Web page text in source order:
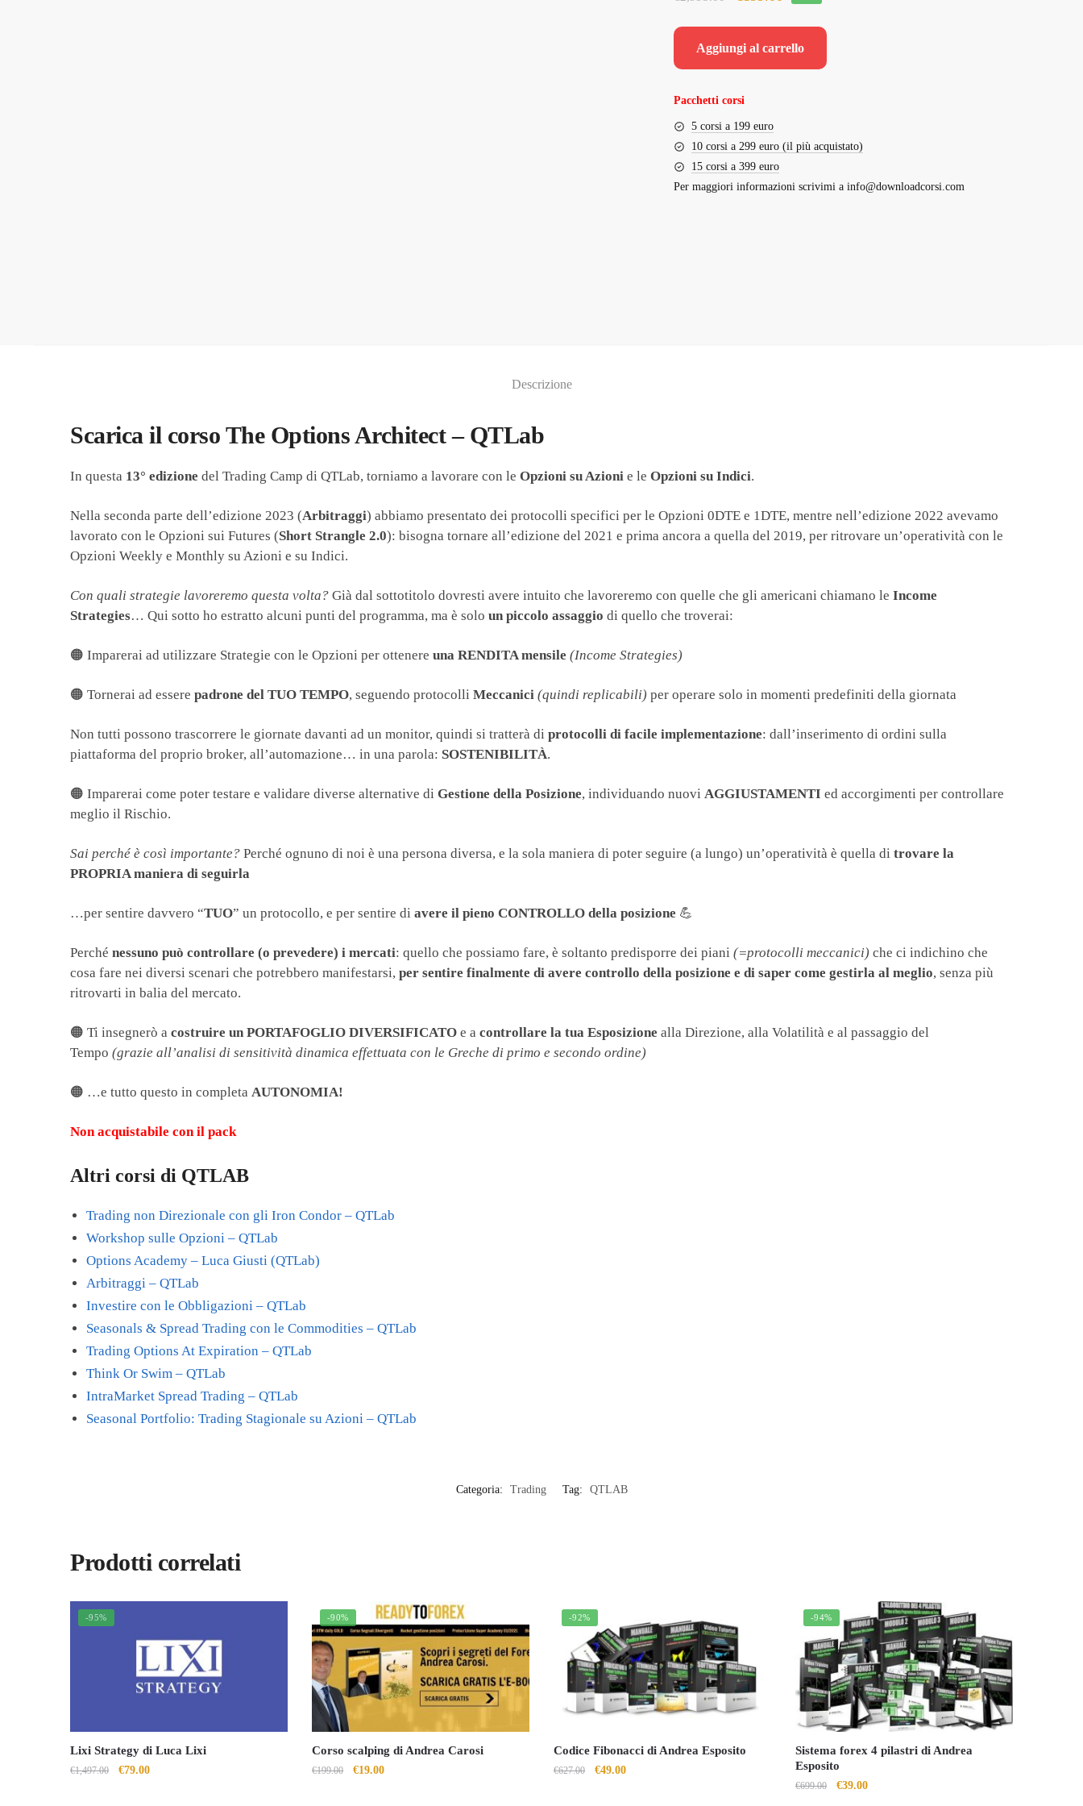
originale
era:
attuale
è:
Aggiungi al carrello
Pacchetti corsi
5 corsi a 199 euro
10 corsi a 299 euro (il più acquistato)
15 corsi a 399 euro
Per maggiori informazioni scrivimi a info@downloadcorsi.com
Descrizione
Scarica il corso The Options Architect – QTLab
In questa 13° edizione del Trading Camp di QTLab, torniamo a lavorare con le Opzioni su Azionie leOpzioni su Indici.
Nella seconda parte dell’edizione 2023 (Arbitraggi) abbiamo presentato dei protocolli specifici per le Opzioni 0DTE e 1DTE, mentre nell’edizione 2022 avevamo
lavorato con le Opzioni sui Futures (Short Strangle 2.0): bisogna tornare all’edizione del 2021 e prima ancora a quella del 2019, per ritrovare un’operatività con le
Opzioni Weekly e Monthly su Azioni e su Indici.
Con quali strategie lavoreremo questa volta?Già dal sottotitolo dovresti avere intuito che lavoreremo con quelle che gli americani chiamano leIncome
Strategies… Qui sotto ho estratto alcuni punti del programma, ma è soloun piccolo assaggiodi quello che troverai:
🟠 Imparerai ad utilizzare Strategie con le Opzioni per ottenereuna RENDITA mensile (Income Strategies)
🟠 Tornerai ad esserepadrone del TUO TEMPO, seguendo protocolliMeccanici (quindi replicabili) per operare solo in momenti predefiniti della giornata
Non tutti possono trascorrere le giornate davanti ad un monitor, quindi si tratterà diprotocolli di facile implementazione: dall’inserimento di ordini sulla
piattaforma del proprio broker, all’automazione… in una parola: SOSTENIBILITÀ.
🟠 Imparerai come poter testare e validare diverse alternative diGestione della Posizione, individuando nuoviAGGIUSTAMENTI ed accorgimenti per controllare
meglio il Rischio.
Sai perché è così importante? Perché ognuno di noi è una persona diversa, e la sola maniera di poter seguire (a lungo) un’operatività è quella ditrovare la
PROPRIA maniera di seguirla
…per sentire davvero “TUO” un protocollo, e per sentire diavere il pieno CONTROLLO della posizione 💪
Perchénessuno può controllare (o prevedere) i mercati: quello che possiamo fare, è soltanto predisporre dei piani (=protocolli meccanici)che ci indichino che
cosa fare nei diversi scenari che potrebbero manifestarsi,per sentire finalmente di avere controllo della posizione e di saper come gestirla al meglio, senza più
ritrovarti in balia del mercato.
🟠 Ti insegnerò acostruire un PORTAFOGLIO DIVERSIFICATO e acontrollare la tua Esposizione alla Direzione, alla Volatilità e al passaggio del
Tempo (grazie all’analisi di sensitività dinamica effettuata con le Greche di primo e secondo ordine)
🟠 …e tutto questo in completaAUTONOMIA!
Non acquistabile con il pack
Altri corsi di QTLAB
Trading non Direzionale con gli Iron Condor – QTLab
Workshop sulle Opzioni – QTLab
Options Academy – Luca Giusti (QTLab)
Arbitraggi – QTLab
Investire con le Obbligazioni – QTLab
Seasonals & Spread Trading con le Commodities – QTLab
Trading Options At Expiration – QTLab
Think Or Swim – QTLab
IntraMarket Spread Trading – QTLab
Seasonal Portfolio: Trading Stagionale su Azioni – QTLab
Categoria: Trading Tag: QTLAB
Prodotti correlati
-95%
Lixi Strategy di Luca Lixi
€1,497.00
Il
€79.00Il
-90%
Corso scalping di Andrea Carosi
€199.00
Il
€19.00Il
-92%
Codice Fibonacci di Andrea Esposito
€627.00
Il
€49.00Il
-94%
Sistema forex 4 pilastri di Andrea
Esposito
€699.00
Il
€39.00Il